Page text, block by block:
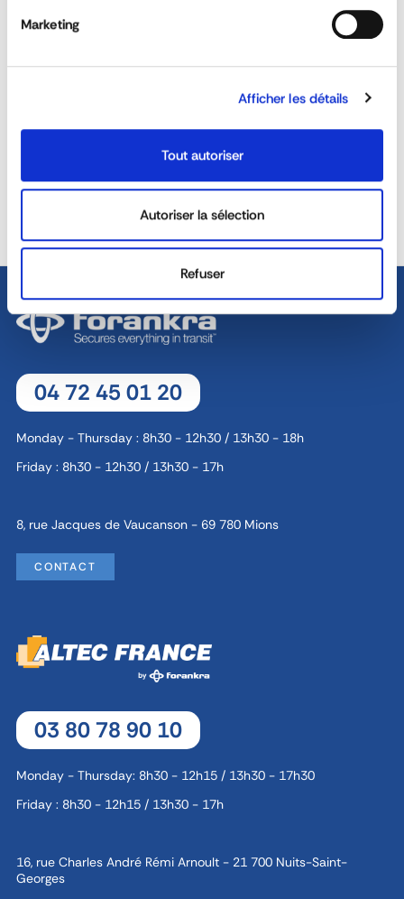
Marketing
Afficher les détails
Tout autoriser
Autoriser la sélection
Refuser
CUSTOM SOLUTIONS
DEDICATED SALES TEAM
04 72 45 01 20
Monday - Thursday : 8h30 - 12h30 / 13h30 - 18h
Friday : 8h30 - 12h30 / 13h30 - 17h
8, rue Jacques de Vaucanson - 69 780 Mions
CONTACT
03 80 78 90 10
Monday - Thursday: 8h30 - 12h15 / 13h30 - 17h30
Friday : 8h30 - 12h15 / 13h30 - 17h
16, rue Charles André Rémi Arnoult - 21 700 Nuits-Saint-
Georges